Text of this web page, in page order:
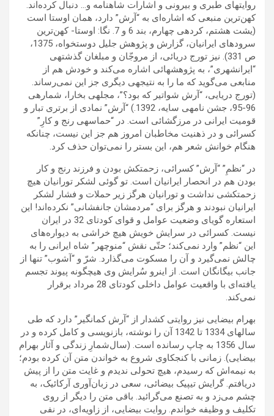
روایتهای طبری و بیرونی و اشارات شاهنامه و… دنبال کرده‌اند.
کهن‌ترین منبعی که اشاره‌ای به “آرش” دارد، همان اوستا است
(یشت هشتم، کرده‍ی چهارم، بند 6 و 7. نگا: اوستا- کهن‌ترین
سرودهای ایرانیان، گزارش و پژوهش جلیل دوستخواه، 1375،
ص 331). نیز تورج دریائی، از مروجّان و مبلغان گذشته‍ی
“ایرانشهری”، به پژوهشهائی اشاره می‌کند و خودش هم از
منابعی می‌گوید که ما را به نتیجه‍ی دیگری جز این نمی‌رساند.
(تورج دریایی، “آرش شواتیر که بود؟”، مجله‍ی بخارا، شماره‍ی
96-95، جشن نامه‍ی سایه، 1392.) “آرش” نمادی از برتری تبار و
قومیت ایرانی در مرزگشائی است. در “حماسه‍ی رنج و کارِ”
کسرائی و در ذهنیت مخاطبان امروز هم جز این نیست، چنانکه
هنگام خوانش شعر هم، این بستر را نمی‌توان حذف کرد.
در “نظمِ” “آرش” کسرائی، زحمتکش بودن و فرزند رنج و کار
بودن هم در انحصار ایرانیان است. تو گوئی لشکر تورانیان هیچ
زحمتکشی نداشت و تورانیان هرگز زیر حملات و فشار لشکر
ایرانیان نبودند و هرگز برای “مردمشان جانفشانی” نکرده‌اند! این
استعاره گویای وضعیت عوامل و قوای کودتای 32 در ایران
نیست. کسرائی در سرایش خویش هیچ خراشی به دیواره‌های
این “نظم” وارد نمی‌کند؛ حتّی نقش “منوچهر” شاه ایرانی را به
چالش نمی‌گیرد و آن را مسکوت می‌گذارد. شرّ و “آشوب” تنها از
جانب بیگانگان است. از اینرو سُرایش وی هیچگونه پیوند تجسم
یافته‌ای با واقعیت عوامل داخلی کودتای 28 مرداد ‌برقرار
نمی‌کند.
بهرام بیضایی نیز روایتی کشدار از “آرش کمانگیر” دارد که طی
سالهای 1334 تا 1342 آن را نوشته، بازنویسی و کامل کرده و در
سال 1356 به چاپ رسانده است. (سال‌شمارِ زندگی و آثار بهرام
بیضایی). زمانی با کنجکاوی شروع به خواندن متن آن کرده بودم؛
به نیمه‌اش که رسیدم، هیچ تحولی ندیدم و غایت متن را از پیش
دریافتم. گرایش تیپیک بیضائی، سعی در زبان‌آوری آرکائیک، به
چشم می‌زد و به تصنع می‌گرائید. باقی متن را دیگر از روی
تکلیف و وظیفه خواندم. روایت بیضایی، از زاویه‌ای، در نفی